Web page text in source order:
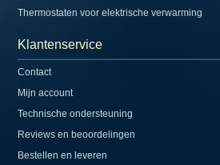
Thermostaten voor elektrische verwarming
Klantenservice
Contact
Mijn account
Technische ondersteuning
Reviews en beoordelingen
Bestellen en leveren